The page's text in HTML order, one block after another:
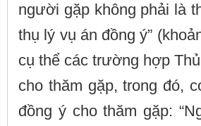
người gặp không phải là
thụ lý vụ án đồng ý”
cụ thể các trường hợp
cho thăm gặp, trong đó,
đồng ý cho thăm gặp: